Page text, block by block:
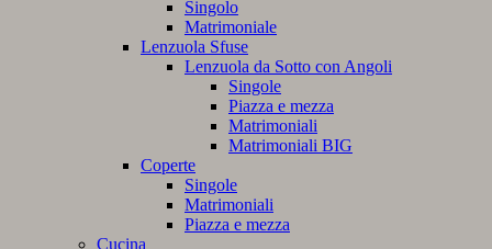
Singolo
Matrimoniale
Lenzuola Sfuse
Lenzuola da Sotto con Angoli
Singole
Piazza e mezza
Matrimoniali
Matrimoniali BIG
Coperte
Singole
Matrimoniali
Piazza e mezza
Cucina